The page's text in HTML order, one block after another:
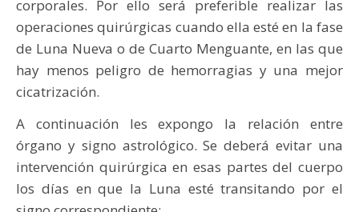
corporales. Por ello será preferible realizar las
operaciones quirúrgicas cuando ella esté en la fase
de Luna Nueva o de Cuarto Menguante, en las que
hay menos peligro de hemorragias y una mejor
cicatrización.
A continuación les expongo la relación entre
órgano y signo astrológico. Se deberá evitar una
intervención quirúrgica en esas partes del cuerpo
los días en que la Luna esté transitando por el